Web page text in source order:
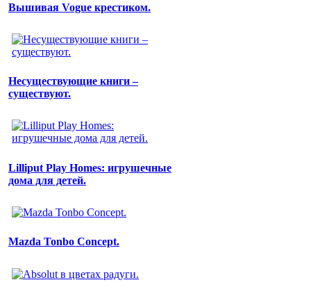
Вышивая Vogue крестиком.
Несуществующие книги –
существуют.
Lilliput Play Homes: игрушечные
дома для детей.
Mazda Tonbo Concept.